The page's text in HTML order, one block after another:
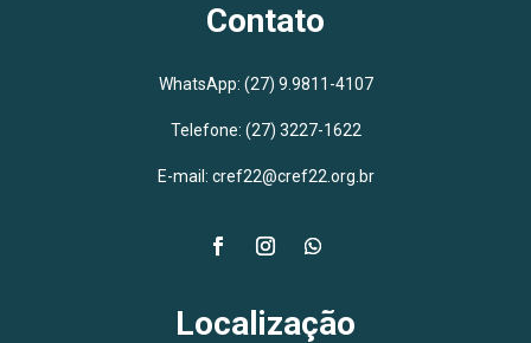
Contato
WhatsApp: (27) 9.9811-4107
Telefone: (27) 3227-1622
E-mail: cref22@cref22.org.br
Localização